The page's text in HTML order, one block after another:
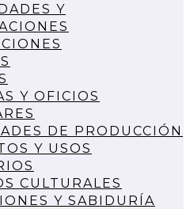
Y
Y OFICIOS
DE PRODUCCIÓN
Y USOS
CULTURALES
Y SABIDURÍA